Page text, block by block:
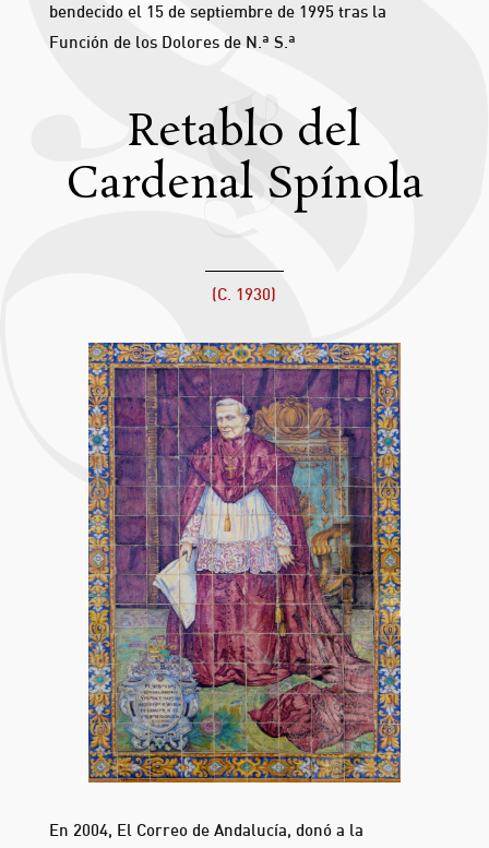
bendecido el 15 de septiembre de 1995 tras la
Función de los Dolores de N.ª S.ª
Retablo del
Cardenal Spínola
(C. 1930)
En 2004, El Correo de Andalucía, donó a la